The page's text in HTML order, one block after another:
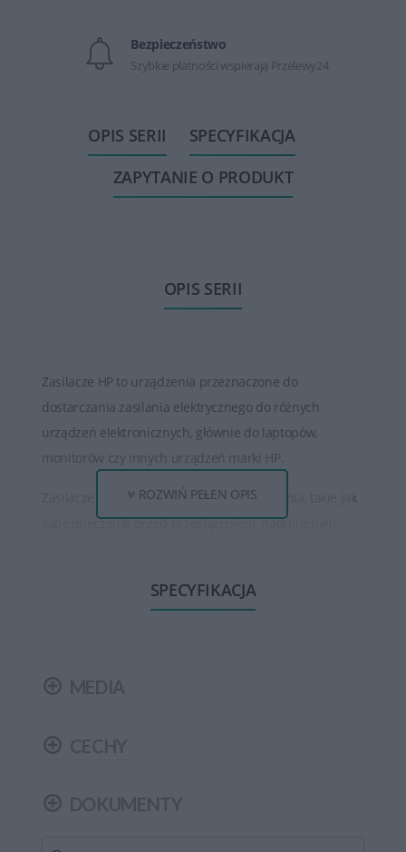
Bezpieczeństwo
Szybkie płatności wspierają Przelewy24
OPIS SERII
SPECYFIKACJA
ZAPYTANIE O PRODUKT
OPIS SERII
Zasilacze HP to urządzenia przeznaczone do
dostarczania zasilania elektrycznego do różnych
urządzeń elektronicznych, głównie do laptopów,
monitorów czy innych urządzeń marki HP.
Zasilacze HP często posiadają zabezpieczenia, takie jak
zabezpieczenie przed przeciążeniem, nadmiernym
Oryginalne zasilacze HP są zoptymalizowane i
odpowiednie parametry zasilania, co zapewnia stabilną
Zasilacze przeznaczone do laptopów są zazwyczaj
z urządzeniem. Wiele zasilaczy ma kompaktowe
ROZWIŃ PEŁEN OPIS
SPECYFIKACJA